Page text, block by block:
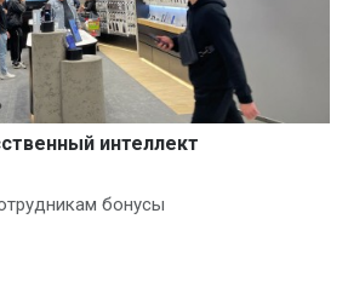
интеллект
бонусы